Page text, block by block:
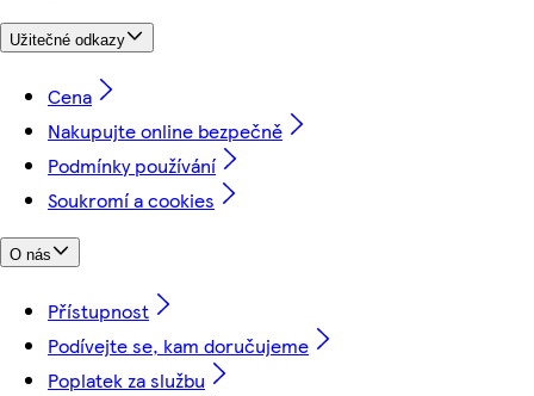
Užitečné odkazy
Cena
Nakupujte online bezpečně
Podmínky používání
Soukromí a cookies
O nás
Přístupnost
Podívejte se, kam doručujeme
Poplatek za službu